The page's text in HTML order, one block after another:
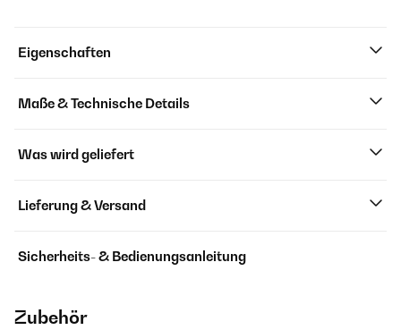
Eigenschaften
Maße & Technische Details
Was wird geliefert
Lieferung & Versand
Sicherheits- & Bedienungsanleitung
Zubehör